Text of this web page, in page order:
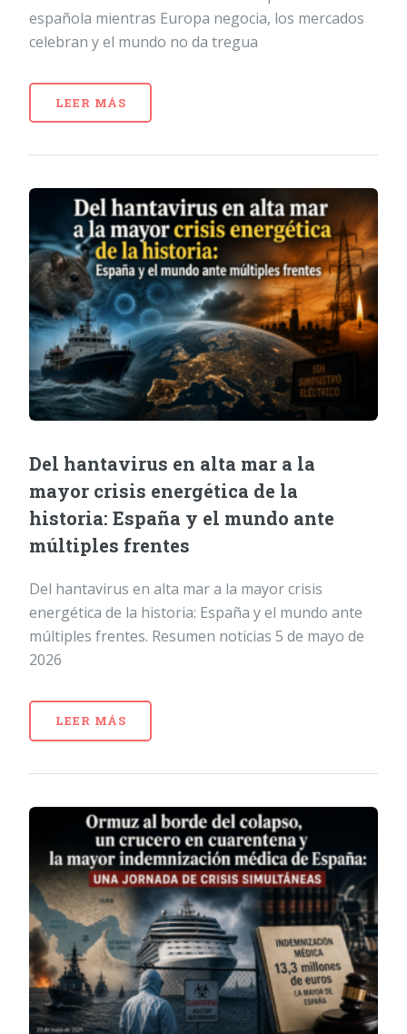
española mientras Europa negocia, los mercados
celebran y el mundo no da tregua
LEER MÁS
Del hantavirus en alta mar a la
mayor crisis energética de la
historia: España y el mundo ante
múltiples frentes
Del hantavirus en alta mar a la mayor crisis
energética de la historia: España y el mundo ante
múltiples frentes. Resumen noticias 5 de mayo de
2026
LEER MÁS